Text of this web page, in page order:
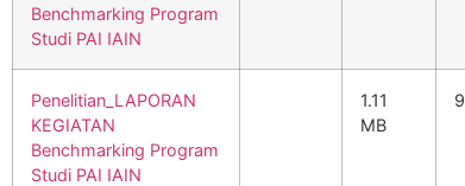
Benchmarking Program
Studi PAI IAIN
Penelitian_LAPORAN
KEGIATAN
Benchmarking Program
Studi PAI IAIN
1.11
MB
9